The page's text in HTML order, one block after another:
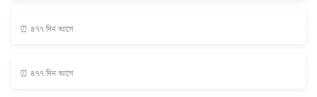
⏰ ৪৭৭ দিন আগে
⏰ ৪৭৭ দিন আগে